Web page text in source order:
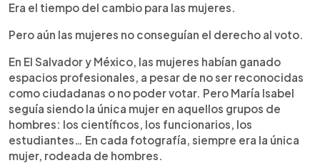
Era el tiempo del cambio para las mujeres.
Pero aún las mujeres no conseguían el derecho al voto.
En El Salvador y México, las mujeres habían ganado
espacios profesionales, a pesar de no ser reconocidas
como ciudadanas o no poder votar. Pero María Isabel
seguía siendo la única mujer en aquellos grupos de
hombres: los científicos, los funcionarios, los
estudiantes… En cada fotografía, siempre era la única
mujer, rodeada de hombres.